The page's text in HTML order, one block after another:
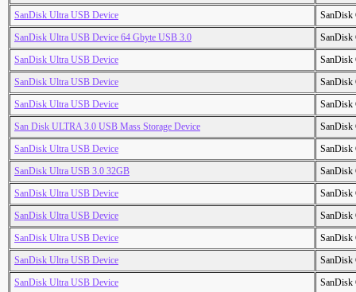
SanDisk Ultra USB Device
SanDisk
SanDisk Ultra USB Device 64 Gbyte USB 3.0
SanDisk
SanDisk Ultra USB Device
SanDisk
SanDisk Ultra USB Device
SanDisk
SanDisk Ultra USB Device
SanDisk
San Disk ULTRA 3.0 USB Mass Storage Device
SanDisk
SanDisk Ultra USB Device
SanDisk
SanDisk Ultra USB 3.0 32GB
SanDisk
SanDisk Ultra USB Device
SanDisk
SanDisk Ultra USB Device
SanDisk
SanDisk Ultra USB Device
SanDisk
SanDisk Ultra USB Device
SanDisk
SanDisk Ultra USB Device
SanDisk